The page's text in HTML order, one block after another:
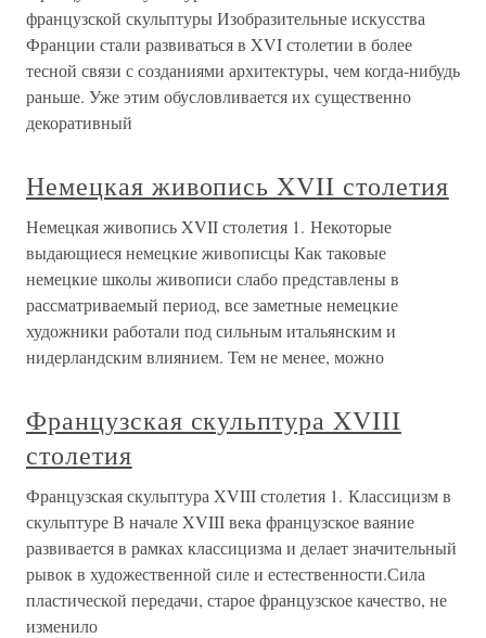
французской скульптуры Изобразительные искусства
Франции стали развиваться в XVI столетии в более
тесной связи с созданиями архитектуры, чем когда-нибудь
раньше. Уже этим обусловливается их существенно
декоративный
Немецкая живопись XVII столетия
Немецкая живопись XVII столетия 1. Некоторые
выдающиеся немецкие живописцы Как таковые
немецкие школы живописи слабо представлены в
рассматриваемый период, все заметные немецкие
художники работали под сильным итальянским и
нидерландским влиянием. Тем не менее, можно
Французская скульптура XVIII
столетия
Французская скульптура XVIII столетия 1. Классицизм в
скульптуре В начале XVIII века французское ваяние
развивается в рамках классицизма и делает значительный
рывок в художественной силе и естественности.Сила
пластической передачи, старое французское качество, не
изменило